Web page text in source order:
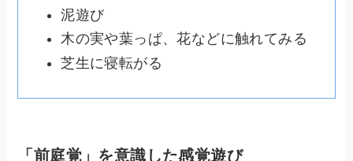
泥遊び
木の実や葉っぱ、花などに触れてみる
芝生に寝転がる
「前庭覚」を意識した感覚遊び